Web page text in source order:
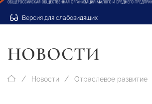
Версия для слабовидящих
НОВОСТИ
Новости Отраслевое развитие